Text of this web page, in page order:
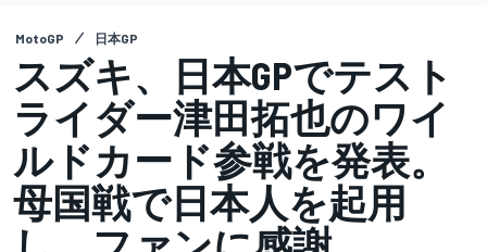
MotoGP 日本GP
スズキ、日本GPでテスト
ライダー津田拓也のワイ
ルドカード参戦を発表。
母国戦で日本人を起用